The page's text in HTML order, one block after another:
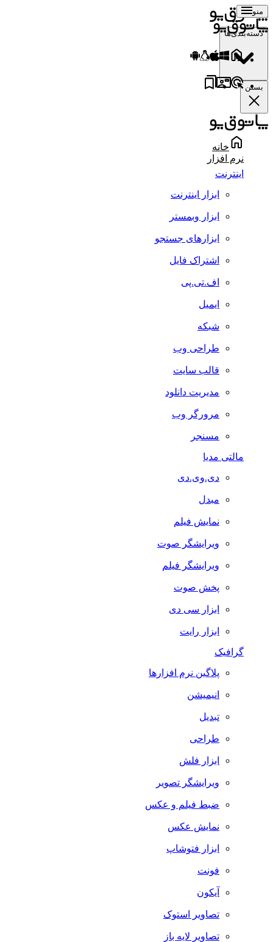
منو
دسته‌بندی‌ها
بستن
خانه
نرم افزار
اینترنت
ابزار اینترنت
ابزار وبمستر
ابزارهای جستجو
اشتراک فایل
اف.تی.پی
ایمیل
شبکه
طراحی وب
قالب سایت
مدیریت دانلود
مرورگر وب
مسنجر
مالتی مدیا
دی.وی.دی
مبدل
نمایش فیلم
ویرایشگر صوت
ویرایشگر فیلم
پخش صوت
ابزار سی دی
ابزار رایت
گرافیک
پلاگین نرم افزارها
انیمیشن
تبدیل
طراحی
ابزار فلش
ویرایشگر تصویر
ضبط فيلم و عكس
نمایش عکس
ابزار فتوشاپ
فونت
آیکون
تصاویر استوک
تصاویر لایه باز